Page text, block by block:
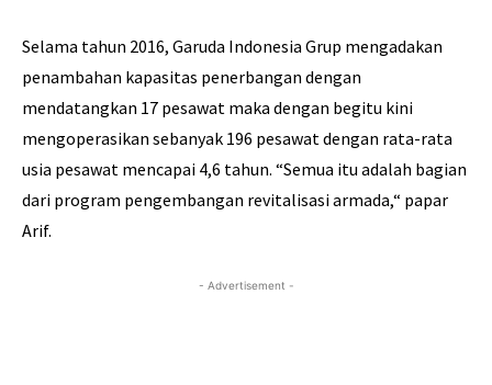
Selama tahun 2016, Garuda Indonesia Grup mengadakan
penambahan kapasitas penerbangan dengan
mendatangkan 17 pesawat maka dengan begitu kini
mengoperasikan sebanyak 196 pesawat dengan rata-rata
usia pesawat mencapai 4,6 tahun. “Semua itu adalah bagian
dari program pengembangan revitalisasi armada,“ papar
Arif.
- Advertisement -